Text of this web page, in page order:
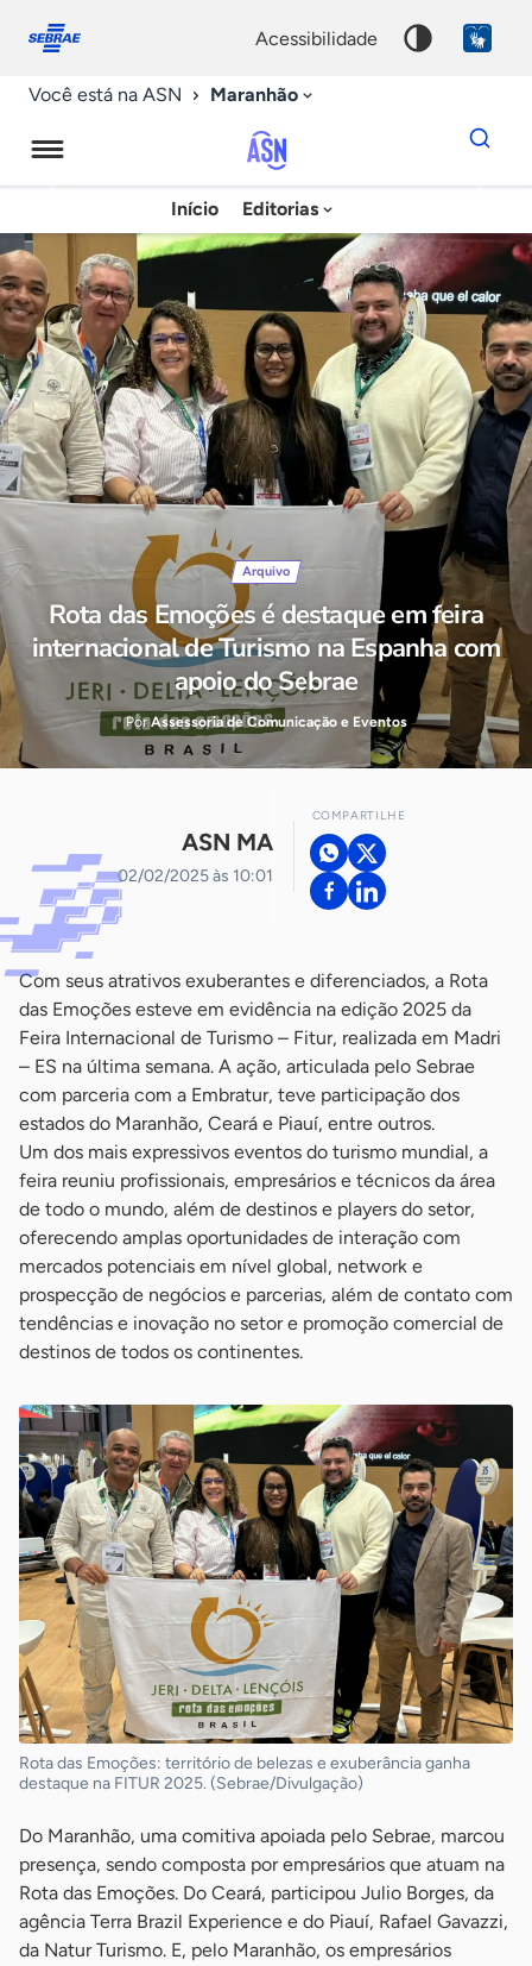
conosco
acessibilidade
Você está na ASN Maranhão
Agência
Sebrae
Notícias
Início Editorias
Dados
para
chave
Arquivo
Rota das Emoções é destaque em feira
internacional de Turismo na Espanha com
apoio do Sebrae
PorAssessoria de Comunicação e Eventos
ASN MA
02/02/2025 às 10:01
COMPARTILHE
Com seus atrativos exuberantes e diferenciados, a Rota
das Emoções esteve em evidência na edição 2025 da
Feira Internacional de Turismo – Fitur, realizada em Madri
– ES na última semana. A ação, articulada pelo Sebrae
com parceria com a Embratur, teve participação dos
estados do Maranhão, Ceará e Piauí, entre outros.
Um dos mais expressivos eventos do turismo mundial, a
feira reuniu profissionais, empresários e técnicos da área
de todo o mundo, além de destinos e players do setor,
oferecendo amplas oportunidades de interação com
mercados potenciais em nível global, network e
prospecção de negócios e parcerias, além de contato com
tendências e inovação no setor e promoção comercial de
destinos de todos os continentes.
Rota das Emoções: território de belezas e exuberância ganha
destaque na FITUR 2025. (Sebrae/Divulgação)
Do Maranhão, uma comitiva apoiada pelo Sebrae, marcou
presença, sendo composta por empresários que atuam na
Rota das Emoções. Do Ceará, participou Julio Borges, da
agência Terra Brazil Experience e do Piauí, Rafael Gavazzi,
da Natur Turismo. E, pelo Maranhão, os empresários